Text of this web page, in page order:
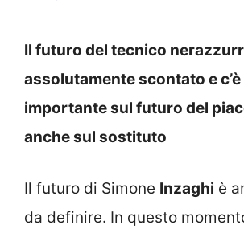
Il futuro del tecnico
assolutamente scontato e
importante sul futuro del
anche sul sostituto
Il futuro di Simone Inzaghi è
da definire. In questo